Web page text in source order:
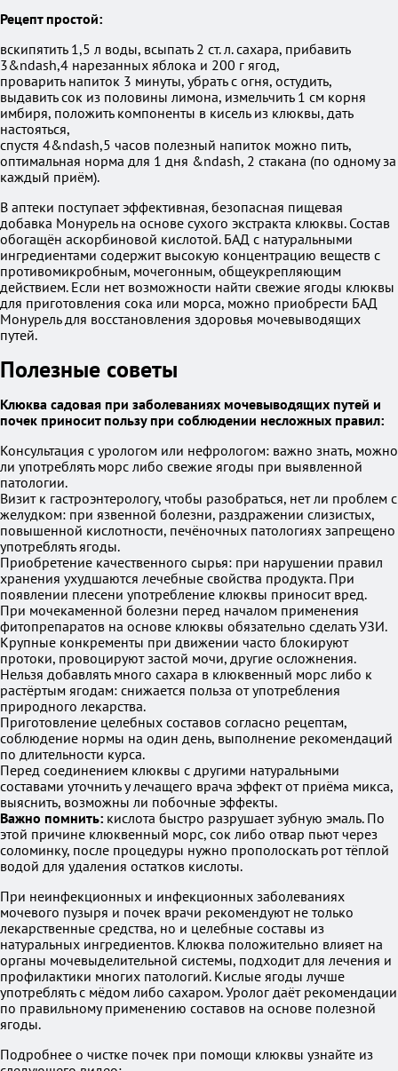
Рецепт простой:
вскипятить 1,5 л воды, всыпать 2 ст. л. сахара, прибавить
3&ndash,4 нарезанных яблока и 200 г ягод,
проварить напиток 3 минуты, убрать с огня, остудить,
выдавить сок из половины лимона, измельчить 1 см корня
имбиря, положить компоненты в кисель из клюквы, дать
настояться,
спустя 4&ndash,5 часов полезный напиток можно пить,
оптимальная норма для 1 дня &ndash, 2 стакана (по одному за
каждый приём).
В аптеки поступает эффективная, безопасная пищевая
добавка Монурель на основе сухого экстракта клюквы. Состав
обогащён аскорбиновой кислотой. БАД с натуральными
ингредиентами содержит высокую концентрацию веществ с
противомикробным, мочегонным, общеукрепляющим
действием. Если нет возможности найти свежие ягоды клюквы
для приготовления сока или морса, можно приобрести БАД
Монурель для восстановления здоровья мочевыводящих
путей.
Полезные советы
Клюква садовая при заболеваниях мочевыводящих путей и
почек приносит пользу при соблюдении несложных правил:
Консультация с урологом или нефрологом: важно знать, можно
ли употреблять морс либо свежие ягоды при выявленной
патологии.
Визит к гастроэнтерологу, чтобы разобраться, нет ли проблем с
желудком: при язвенной болезни, раздражении слизистых,
повышенной кислотности, печёночных патологиях запрещено
употреблять ягоды.
Приобретение качественного сырья: при нарушении правил
хранения ухудшаются лечебные свойства продукта. При
появлении плесени употребление клюквы приносит вред.
При мочекаменной болезни перед началом применения
фитопрепаратов на основе клюквы обязательно сделать УЗИ.
Крупные конкременты при движении часто блокируют
протоки, провоцируют застой мочи, другие осложнения.
Нельзя добавлять много сахара в клюквенный морс либо к
растёртым ягодам: снижается польза от употребления
природного лекарства.
Приготовление целебных составов согласно рецептам,
соблюдение нормы на один день, выполнение рекомендаций
по длительности курса.
Перед соединением клюквы с другими натуральными
составами уточнить у лечащего врача эффект от приёма микса,
выяснить, возможны ли побочные эффекты.
Важно помнить: кислота быстро разрушает зубную эмаль. По
этой причине клюквенный морс, сок либо отвар пьют через
соломинку, после процедуры нужно прополоскать рот тёплой
водой для удаления остатков кислоты.
При неинфекционных и инфекционных заболеваниях
мочевого пузыря и почек врачи рекомендуют не только
лекарственные средства, но и целебные составы из
натуральных ингредиентов. Клюква положительно влияет на
органы мочевыделительной системы, подходит для лечения и
профилактики многих патологий. Кислые ягоды лучше
употреблять с мёдом либо сахаром. Уролог даёт рекомендации
по правильному применению составов на основе полезной
ягоды.
Подробнее о чистке почек при помощи клюквы узнайте из